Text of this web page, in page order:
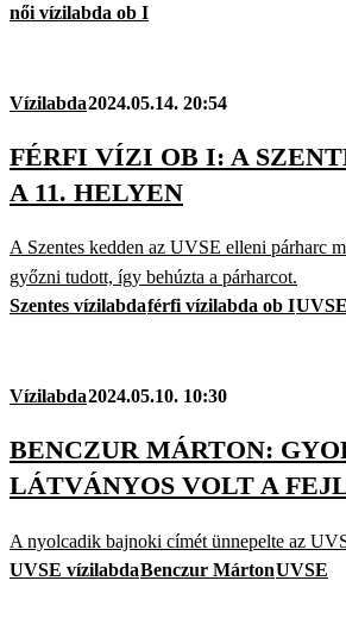
női vízilabda ob I
Vízilabda2024.05.14. 20:54
FÉRFI VÍZI OB I: A
A 11. HELYEN
A Szentes kedden az UVSE elleni párharc
győzni tudott, így behúzta a párharcot.
Szentes vízilabdaférfi vízilabda ob I
Vízilabda2024.05.10. 10:30
BENCZUR MÁRTON:
LÁTVÁNYOS VOLT A
A nyolcadik bajnoki címét ünnepelte az
UVSE vízilabdaBenczur MártonUVSE